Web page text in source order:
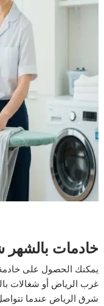
خادمات بالشهر
يمكنك الحصول على
غرب الرياض أو شغالات
شرق الرياض عندما